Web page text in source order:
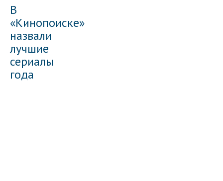
В
«Кинопоиске»
назвали
лучшие
сериалы
года